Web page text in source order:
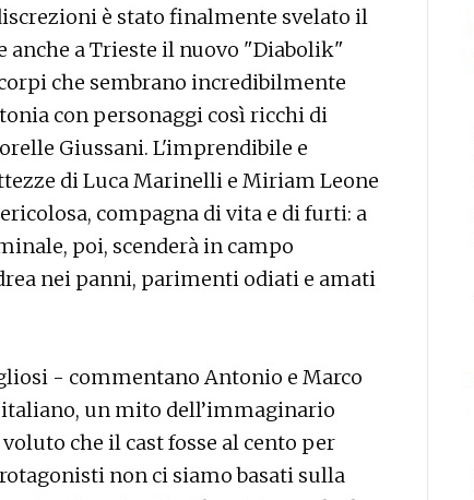
è stato finalmente svelato il
a Trieste il nuovo "Diabolik"
che sembrano incredibilmente
con personaggi così ricchi di
Giussani. L'imprendibile e
di Luca Marinelli e Miriam Leone
compagna di vita e di furti: a
poi, scenderà in campo
nei panni, parimenti odiati e amati
- commentano Antonio e Marco
un mito dell’immaginario
che il cast fosse al cento per
non ci siamo basati sulla